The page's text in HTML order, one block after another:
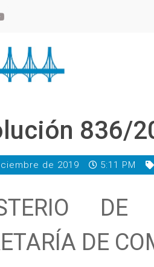
836/
de 2019 5:11 PM
DE
DE